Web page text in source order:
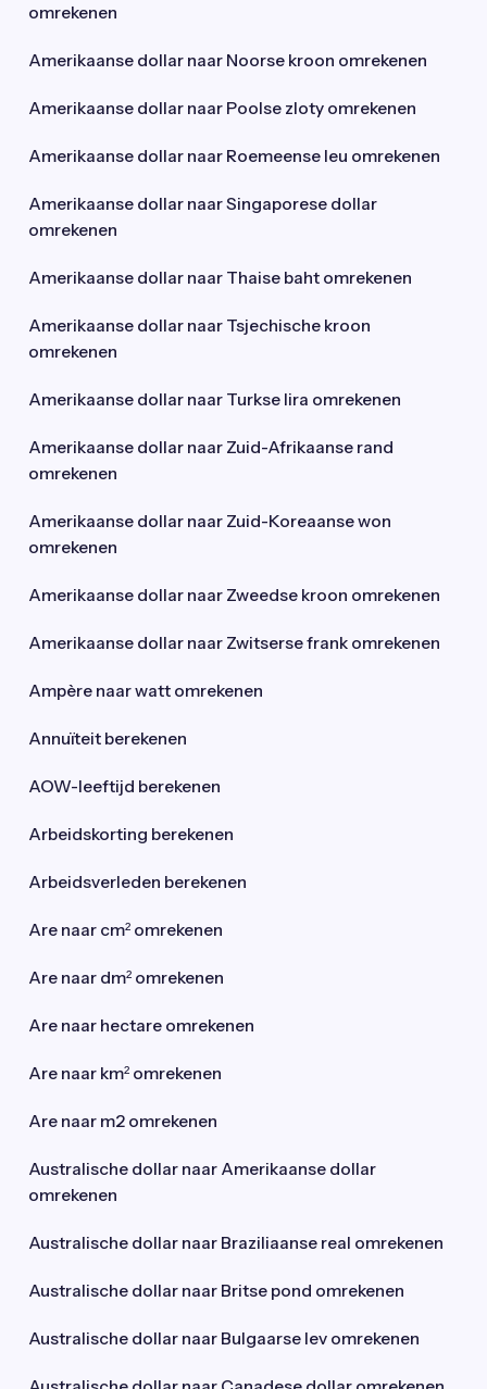
omrekenen
Amerikaanse dollar naar Noorse kroon omrekenen
Amerikaanse dollar naar Poolse zloty omrekenen
Amerikaanse dollar naar Roemeense leu omrekenen
Amerikaanse dollar naar Singaporese dollar
omrekenen
Amerikaanse dollar naar Thaise baht omrekenen
Amerikaanse dollar naar Tsjechische kroon
omrekenen
Amerikaanse dollar naar Turkse lira omrekenen
Amerikaanse dollar naar Zuid-Afrikaanse rand
omrekenen
Amerikaanse dollar naar Zuid-Koreaanse won
omrekenen
Amerikaanse dollar naar Zweedse kroon omrekenen
Amerikaanse dollar naar Zwitserse frank omrekenen
Ampère naar watt omrekenen
Annuïteit berekenen
AOW-leeftijd berekenen
Arbeidskorting berekenen
Arbeidsverleden berekenen
Are naar cm² omrekenen
Are naar dm² omrekenen
Are naar hectare omrekenen
Are naar km² omrekenen
Are naar m2 omrekenen
Australische dollar naar Amerikaanse dollar
omrekenen
Australische dollar naar Braziliaanse real omrekenen
Australische dollar naar Britse pond omrekenen
Australische dollar naar Bulgaarse lev omrekenen